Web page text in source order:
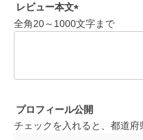
レビュー本文
(
全角20～1000文字まで
プロフィール公開
チェックを入れると、都道府